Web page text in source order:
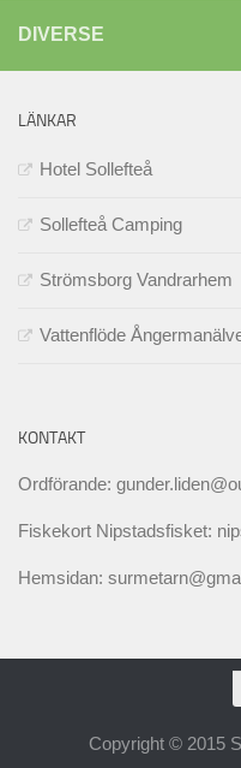
DIVERSE
LÄNKAR
Hotel Sollefteå
Sollefteå Camping
Strömsborg Vandrarhem
Vattenflöde
KONTAKT
Ordförande:
Fiskekort Nipstadsfisket:
Hemsidan:
Copyright © 2015